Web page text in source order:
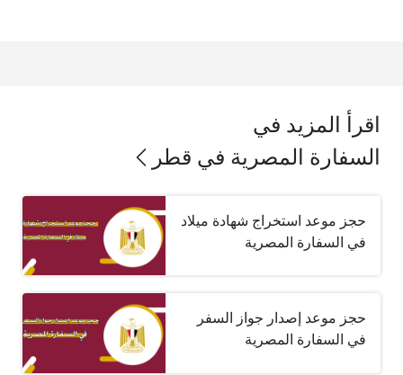
اقرأ المزيد في
السفارة المصرية في قطر
حجز موعد استخراج شهادة ميلاد
في السفارة المصرية
حجز موعد إصدار جواز السفر
في السفارة المصرية